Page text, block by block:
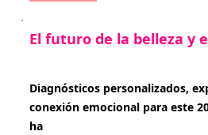
El futuro de la belleza y
Diagnósticos personalizados,
conexión emocional para este
ha